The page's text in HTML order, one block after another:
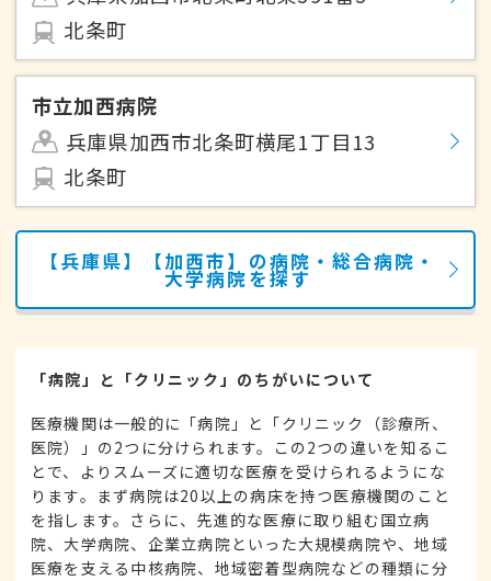
北条町
市立加西病院
兵庫県加西市北条町横尾1丁目13
北条町
【兵庫県】【加西市】の病院・総合病院・
大学病院を探す
「病院」と「クリニック」のちがいについて
医療機関は一般的に「病院」と「クリニック（診療所、
医院）」の2つに分けられます。この2つの違いを知るこ
とで、よりスムーズに適切な医療を受けられるようにな
ります。まず病院は20以上の病床を持つ医療機関のこと
を指します。さらに、先進的な医療に取り組む国立病
院、大学病院、企業立病院といった大規模病院や、地域
医療を支える中核病院、地域密着型病院などの種類に分